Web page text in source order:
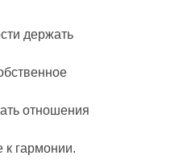
держать
отношения
к гармонии.